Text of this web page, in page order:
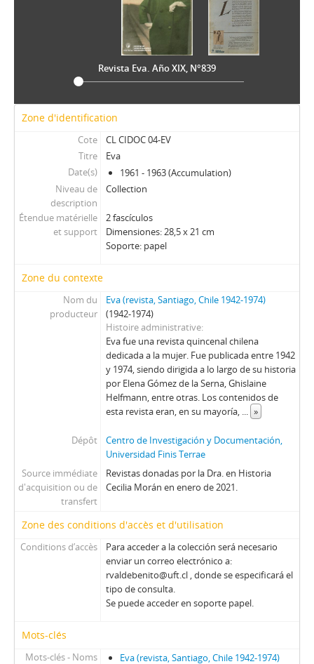
PP - Pluma y Pincel
PM - Pacífico Magazine
QR - La Quinta Rueda
REC - Revista el Compañero
TS - Tribuna Sindical
UL - Unidad y Lucha: Órgano del Comité Central del Partido Socialista
V - Vea
VC - Vía Chilena
ZZ - Zig-Zag
Revista Eva. Año XIX, N°839
Zone d'identification
Cote
CL CIDOC 04-EV
Titre
Eva
Date(s)
1961 - 1963 (Accumulation)
Niveau de
description
Collection
Étendue matérielle
et support
2 fascículos
Dimensiones: 28,5 x 21 cm
Soporte: papel
Zone du contexte
Nom du
producteur
Eva (revista, Santiago, Chile 1942-1974)
(1942-1974)
Histoire administrative
Eva fue una revista quincenal chilena
dedicada a la mujer. Fue publicada entre 1942
y 1974, siendo dirigida a lo largo de su historia
por Elena Gómez de la Serna, Ghislaine
Helfmann, entre otras. Los contenidos de
esta revista eran, en su mayoría, ... »
Dépôt
Centro de Investigación y Documentación,
Universidad Finis Terrae
Source immédiate
d'acquisition ou de
transfert
Revistas donadas por la Dra. en Historia
Cecilia Morán en enero de 2021.
Zone des conditions d'accès et d'utilisation
Conditions d’accès
Para acceder a la colección será necesario
enviar un correo electrónico a:
rvaldebenito@uft.cl , donde se especificará el
tipo de consulta.
Se puede acceder en soporte papel.
Mots-clés
Mots-clés - Noms Eva (revista, Santiago, Chile 1942-1974)